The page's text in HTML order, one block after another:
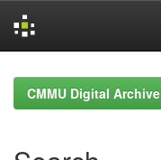
navigationCMMU Digital Archive